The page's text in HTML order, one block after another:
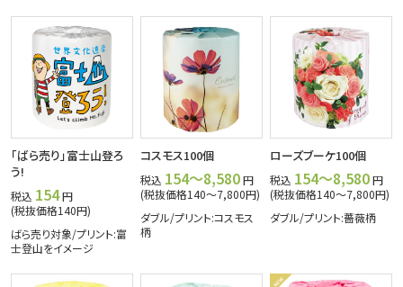
「ばら売り」富士山登ろ
う!
税込 154円
(税抜価格140円)
ばら売り対象/プリント:富
士登山をイメージ
コスモス100個
税込 154～8,580円
(税抜価格140～7,800円)
ダブル/プリント:コスモス
柄
ローズブーケ100個
税込 154～8,580円
(税抜価格140～7,800円)
ダブル/プリント:薔薇柄